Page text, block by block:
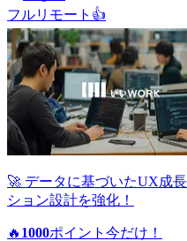
フルリモート 👍
🚀 データに基づいたUX成
ション設計を強化！
🔥 1000ポイント 今だけ！